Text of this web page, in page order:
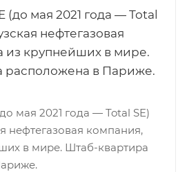
(до мая 2021 года — Total
нефтегазовая
из крупнейших в мире.
расположена в Париже.
мая 2021 года — Total SE)
нефтегазовая компания,
в мире. Штаб-квартира